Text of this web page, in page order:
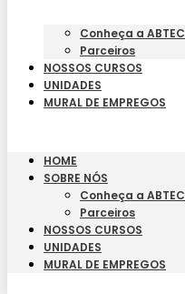
Conheça a ABTEC
Parceiros
NOSSOS CURSOS
UNIDADES
MURAL DE EMPREGOS
HOME
SOBRE NÓS
Conheça a ABTEC
Parceiros
NOSSOS CURSOS
UNIDADES
MURAL DE EMPREGOS